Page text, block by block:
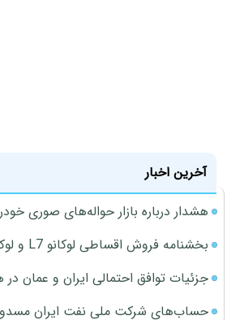
آخرین اخبار
هشدار درباره بازار حواله‌های صوری
بخشنامه فروش اقساطی لوکانو L7 و لوکانو L8 (مرداد 1405)
جزئیات توافق احتمالی ایران و عمان در
حساب‌های شرکت ملی نفت ایران